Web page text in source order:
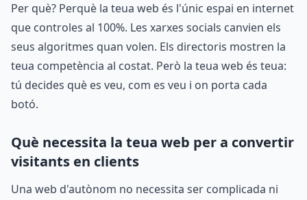
Per què? Perquè la teua web és l'únic espai en internet
que controles al 100%. Les xarxes socials canvien els
seus algoritmes quan volen. Els directoris mostren la
teua competència al costat. Però la teua web és teua:
tú decides què es veu, com es veu i on porta cada
botó.
Què necessita la teua web per a convertir
visitants en clients
Una web d'autònom no necessita ser complicada ni